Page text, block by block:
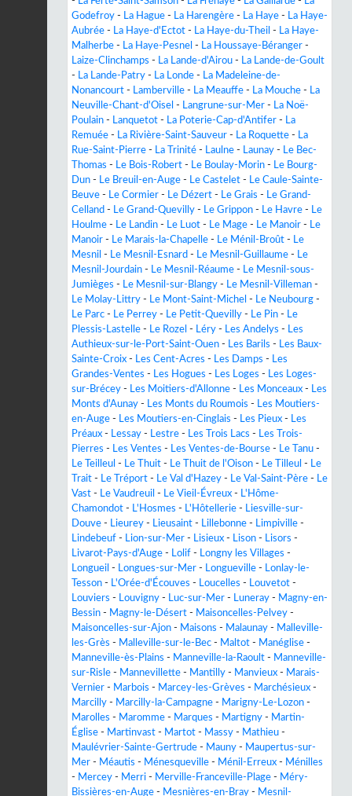
Godefroy - La Hague - La Harengère - La Haye - La Haye-
Aubrée - La Haye-d'Ectot - La Haye-du-Theil - La Haye-
Malherbe - La Haye-Pesnel - La Houssaye-Béranger -
Laize-Clinchamps - La Lande-d'Airou - La Lande-de-Goult
- La Lande-Patry - La Londe - La Madeleine-de-
Nonancourt - Lamberville - La Meauffe - La Mouche - La
Neuville-Chant-d'Oisel - Langrune-sur-Mer - La Noë-
Poulain - Lanquetot - La Poterie-Cap-d'Antifer - La
Remuée - La Rivière-Saint-Sauveur - La Roquette - La
Rue-Saint-Pierre - La Trinité - Laulne - Launay - Le Bec-
Thomas - Le Bois-Robert - Le Boulay-Morin - Le Bourg-
Dun - Le Breuil-en-Auge - Le Castelet - Le Caule-Sainte-
Beuve - Le Cormier - Le Dézert - Le Grais - Le Grand-
Celland - Le Grand-Quevilly - Le Grippon - Le Havre - Le
Houlme - Le Landin - Le Luot - Le Mage - Le Manoir - Le
Manoir - Le Marais-la-Chapelle - Le Ménil-Broût - Le
Mesnil - Le Mesnil-Esnard - Le Mesnil-Guillaume - Le
Mesnil-Jourdain - Le Mesnil-Réaume - Le Mesnil-sous-
Jumièges - Le Mesnil-sur-Blangy - Le Mesnil-Villeman -
Le Molay-Littry - Le Mont-Saint-Michel - Le Neubourg -
Le Parc - Le Perrey - Le Petit-Quevilly - Le Pin - Le
Plessis-Lastelle - Le Rozel - Léry - Les Andelys - Les
Authieux-sur-le-Port-Saint-Ouen - Les Barils - Les Baux-
Sainte-Croix - Les Cent-Acres - Les Damps - Les
Grandes-Ventes - Les Hogues - Les Loges - Les Loges-
sur-Brécey - Les Moitiers-d'Allonne - Les Monceaux - Les
Monts d'Aunay - Les Monts du Roumois - Les Moutiers-
en-Auge - Les Moutiers-en-Cinglais - Les Pieux - Les
Préaux - Lessay - Lestre - Les Trois Lacs - Les Trois-
Pierres - Les Ventes - Les Ventes-de-Bourse - Le Tanu -
Le Teilleul - Le Thuit - Le Thuit de l'Oison - Le Tilleul - Le
Trait - Le Tréport - Le Val d'Hazey - Le Val-Saint-Père - Le
Vast - Le Vaudreuil - Le Vieil-Évreux - L'Hôme-
Chamondot - L'Hosmes - L'Hôtellerie - Liesville-sur-
Douve - Lieurey - Lieusaint - Lillebonne - Limpiville -
Lindebeuf - Lion-sur-Mer - Lisieux - Lison - Lisors -
Livarot-Pays-d'Auge - Lolif - Longny les Villages -
Longueil - Longues-sur-Mer - Longueville - Lonlay-le-
Tesson - L'Orée-d'Écouves - Loucelles - Louvetot -
Louviers - Louvigny - Luc-sur-Mer - Luneray - Magny-en-
Bessin - Magny-le-Désert - Maisoncelles-Pelvey -
Maisoncelles-sur-Ajon - Maisons - Malaunay - Malleville-
les-Grès - Malleville-sur-le-Bec - Maltot - Manéglise -
Manneville-ès-Plains - Manneville-la-Raoult - Manneville-
sur-Risle - Mannevillette - Mantilly - Manvieux - Marais-
Vernier - Marbois - Marcey-les-Grèves - Marchésieux -
Marcilly - Marcilly-la-Campagne - Marigny-Le-Lozon -
Marolles - Maromme - Marques - Martigny - Martin-
Église - Martinvast - Martot - Massy - Mathieu -
Maulévrier-Sainte-Gertrude - Mauny - Maupertus-sur-
Mer - Méautis - Ménesqueville - Ménil-Erreux - Ménilles
- Mercey - Merri - Merville-Franceville-Plage - Méry-
Bissières-en-Auge - Mesnières-en-Bray - Mesnil-